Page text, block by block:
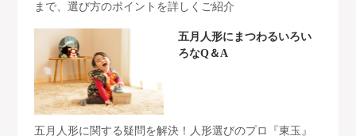
まで、選び方のポイントを詳しくご紹介
五月人形にまつわるいろい
ろなQ＆A
五月人形に関する疑問を解決！人形選びのプロ『東玉』